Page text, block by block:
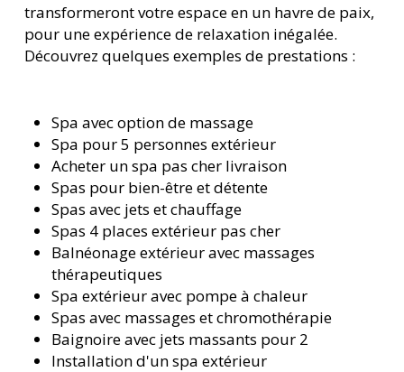
transformeront votre espace en un havre de paix,
pour une expérience de relaxation inégalée.
Découvrez quelques exemples de prestations :
Spa avec option de massage
Spa pour 5 personnes extérieur
Acheter un spa pas cher livraison
Spas pour bien-être et détente
Spas avec jets et chauffage
Spas 4 places extérieur pas cher
Balnéonage extérieur avec massages
thérapeutiques
Spa extérieur avec pompe à chaleur
Spas avec massages et chromothérapie
Baignoire avec jets massants pour 2
Installation d'un spa extérieur